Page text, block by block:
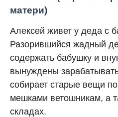
матери)
Алексей живет у деда с
Разорившийся жадный
содержать бабушку и
вынуждены
собирает старые вещи
мешками ветошникам, а
складах.